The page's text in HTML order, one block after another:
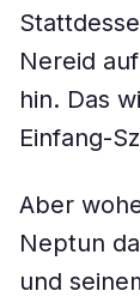
Nereid
hin. Das
Einfang-
Aber
Neptun
und